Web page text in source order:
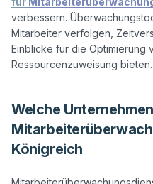
verbessern.
Mitarbeiter verfolgen,
Einblicke für die Optimierung
Welche
Königreich